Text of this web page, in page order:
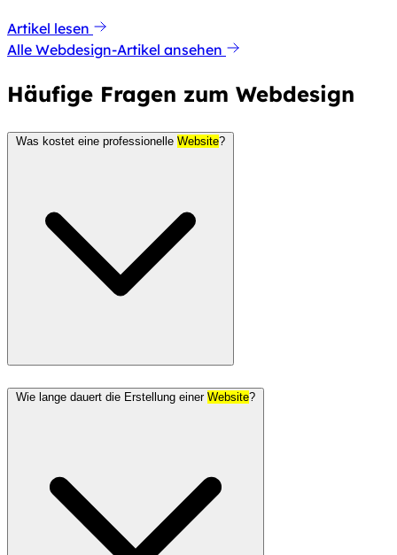
Artikel lesen
Alle Webdesign-Artikel ansehen
Häufige Fragen zum Webdesign
Was kostet eine professionelle Website?
Wie lange dauert die Erstellung einer Website?